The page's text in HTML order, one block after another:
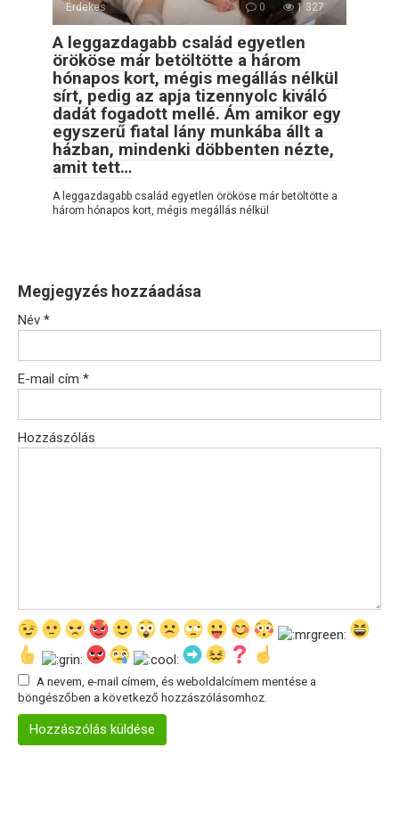
Érdekes 0 1 327
A leggazdagabb család egyetlen
örököse már betöltötte a három
hónapos kort, mégis megállás nélkül
sírt, pedig az apja tizennyolc kiváló
dadát fogadott mellé. Ám amikor egy
egyszerű fiatal lány munkába állt a
házban, mindenki döbbenten nézte,
amit tett…
A leggazdagabb család egyetlen örököse már betöltötte a
három hónapos kort, mégis megállás nélkül
Megjegyzés hozzáadása
Név *
E-mail cím *
Hozzászólás
A nevem, e-mail címem, és weboldalcímem mentése a
böngészőben a következő hozzászólásomhoz.